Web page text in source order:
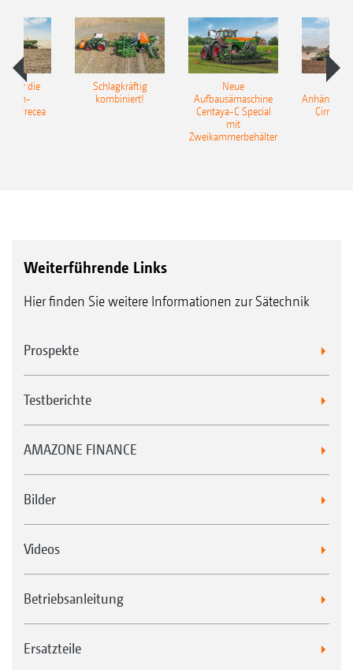
für die
Precea
Schlagkräftig
kombiniert!
Neue
Aufbausämaschine
Centaya-C Special
mit
Zweikammerbehälter
Cirrus
Weiterführende Links
Hier finden Sie weitere Informationen zur Sätechnik
Prospekte
Testberichte
AMAZONE FINANCE
Bilder
Videos
Betriebsanleitung
Ersatzteile